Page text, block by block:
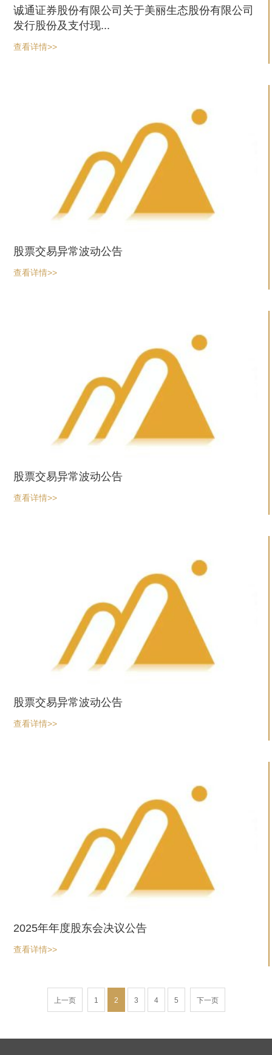
诚通证券股份有限公司关于美丽生态股份有限公司
发行股份及支付现...
查看详情>>
股票交易异常波动公告
查看详情>>
股票交易异常波动公告
查看详情>>
股票交易异常波动公告
查看详情>>
2025年年度股东会决议公告
查看详情>>
上一页 1 2 3 4 5 下一页